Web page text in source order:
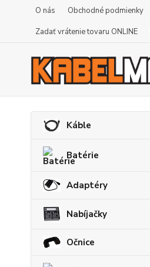
O nás Obchodné podmienky
Zadať vrátenie tovaru ONLINE
Káble
Batérie
Adaptéry
Nabíjačky
Očnice